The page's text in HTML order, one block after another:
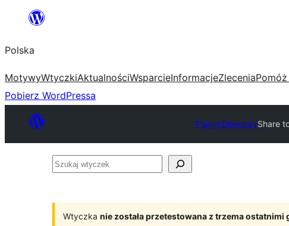
Przejdź
treści
Polska
MotywyWtyczkiAktualnościWsparcieInformacjeZlecenia
Pobierz WordPressa
Plugin DirectoryShare
Szukaj
Wtyczka nie została przetestowana z trzema ostatnimi